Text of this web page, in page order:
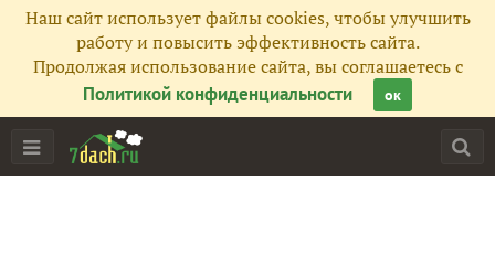
Наш сайт использует файлы cookies, чтобы улучшить
работу и повысить эффективность сайта.
Продолжая использование сайта, вы соглашаетесь с
Политикой конфиденциальности
ок